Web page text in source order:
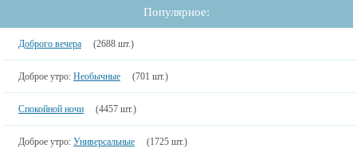
Популярное:
Доброго вечера (2688 шт.)
Доброе утро: Необычные (701 шт.)
Спокойной ночи (4457 шт.)
Доброе утро: Универсальные (1725 шт.)